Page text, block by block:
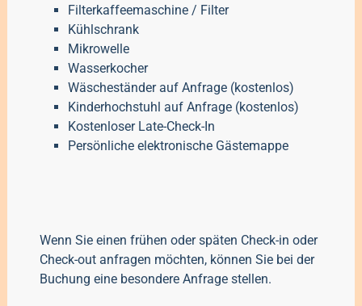
Filterkaffeemaschine / Filter
Kühlschrank
Mikrowelle
Wasserkocher
Wäscheständer auf Anfrage (kostenlos)
Kinderhochstuhl auf Anfrage (kostenlos)
Kostenloser Late-Check-In
Persönliche elektronische Gästemappe
Wenn Sie einen frühen oder späten Check-in oder
Check-out anfragen möchten, können Sie bei der
Buchung eine besondere Anfrage stellen.